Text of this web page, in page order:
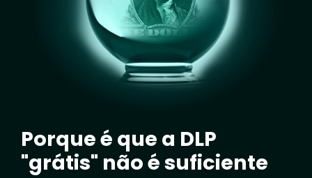
Porque é que a DLP
"grátis" não é suficiente